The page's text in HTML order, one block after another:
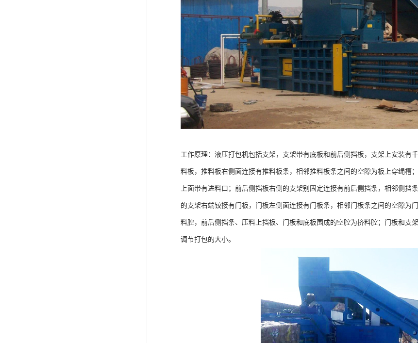
工作原理：液压打包机包括支架，支架带有底板和前后侧挡板，支架上安装有
料板，推料板右侧面连接有推料板条，相邻推料板条之间的空隙为板上穿绳槽
上面带有进料口；前后侧挡板右侧的支架别固定连接有前后侧挡条，相邻侧
的支架右端铰接有门板，门板左侧面连接有门板条，相邻门板条之间的空隙为
料腔，前后侧挡条、压料上挡板、门板和底板围成的空腔为挤料腔；门板和支
调节打包的大小。